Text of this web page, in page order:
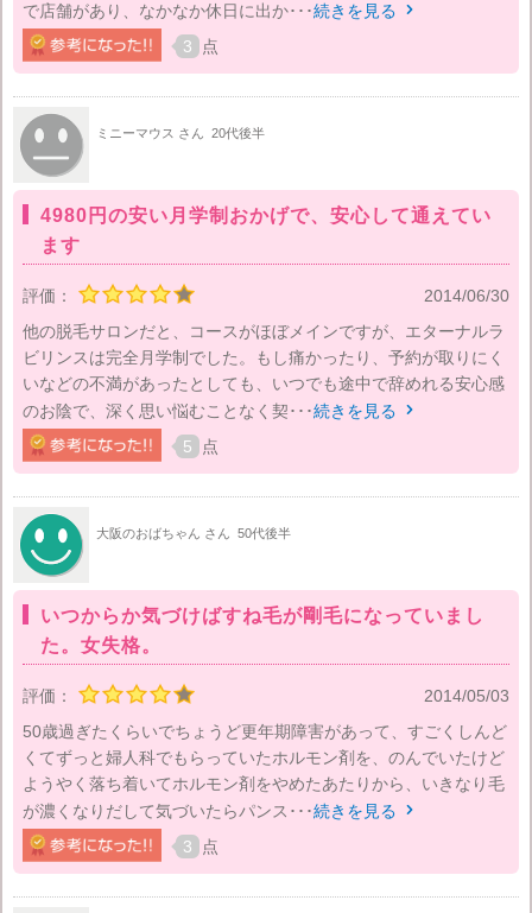
で店舗があり、なかなか休日に出か･･･続きを見る 
3 点
ミニーマウス さん 20代後半
4980円の安い月学制おかげで、安心して通えてい
ます
評価：
2014/06/30
他の脱毛サロンだと、コースがほぼメインですが、エターナルラ
ビリンスは完全月学制でした。もし痛かったり、予約が取りにく
いなどの不満があったとしても、いつでも途中で辞めれる安心感
のお陰で、深く思い悩むことなく契･･･続きを見る 
5 点
大阪のおばちゃん さん 50代後半
いつからか気づけばすね毛が剛毛になっていまし
た。女失格。
評価：
2014/05/03
50歳過ぎたくらいでちょうど更年期障害があって、すごくしんど
くてずっと婦人科でもらっていたホルモン剤を、のんでいたけど
ようやく落ち着いてホルモン剤をやめたあたりから、いきなり毛
が濃くなりだして気づいたらパンス･･･続きを見る 
3 点